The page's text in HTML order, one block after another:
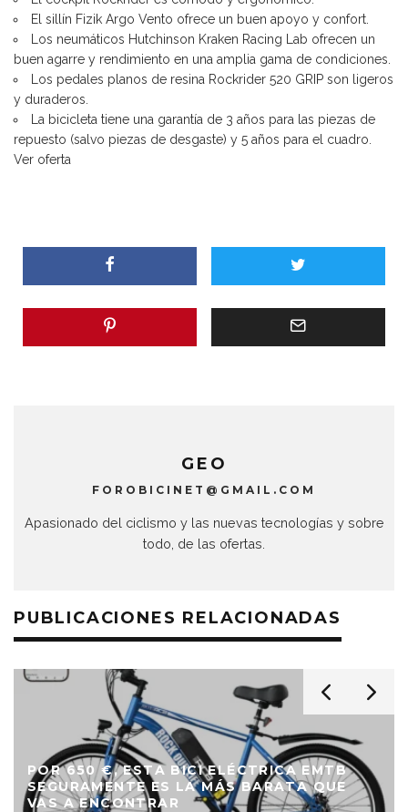
El sillín Fizik Argo Vento ofrece un buen apoyo y confort.
Los neumáticos Hutchinson Kraken Racing Lab ofrecen un
buen agarre y rendimiento en una amplia gama de condiciones.
Los pedales planos de resina Rockrider 520 GRIP son ligeros
y duraderos.
La bicicleta tiene una garantía de 3 años para las piezas de
repuesto (salvo piezas de desgaste) y 5 años para el cuadro.
Ver oferta
GEO
FOROBICINET@GMAIL.COM
Apasionado del ciclismo y las nuevas tecnologías y sobre
todo, de las ofertas.
PUBLICACIONES RELACIONADAS
POR 650 €, ESTA BICI ELÉCTRICA EMTB
SEGURAMENTE ES LA MÁS BARATA QUE
VAS A ENCONTRAR